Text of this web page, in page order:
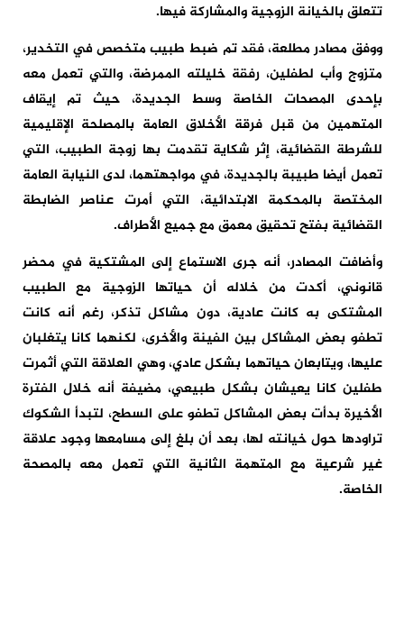
تتعلق بالخيانة الزوجية والمشاركة فيها.
ووفق مصادر مطلعة، فقد تم ضبط طبيب متخصص في التخدير،
متزوج وأب لطفلين، رفقة خليلته الممرضة، والتي تعمل معه
بإحدى المصحات الخاصة وسط الجديدة، حيث تم إيقاف
المتهمين من قبل فرقة الأخلاق العامة بالمصلحة الإقليمية
للشرطة القضائية، إثر شكاية تقدمت بها زوجة الطبيب، التي
تعمل أيضا طبيبة بالجديدة، في مواجهتهما، لدى النيابة العامة
المختصة بالمحكمة الابتدائية، التي أمرت عناصر الضابطة
القضائية بفتح تحقيق معمق مع جميع الأطراف.
وأضافت المصادر، أنه جرى الاستماع إلى المشتكية في محضر
قانوني، أكدت من خلاله أن حياتها الزوجية مع الطبيب
المشتكى به كانت عادية، دون مشاكل تذكر، رغم أنه كانت
تطفو بعض المشاكل بين الفينة والأخرى، لكنهما كانا يتغلبان
عليها، ويتابعان حياتهما بشكل عادي، وهي العلاقة التي أثمرت
طفلين كانا يعيشان بشكل طبيعي، مضيفة أنه خلال الفترة
الأخيرة بدأت بعض المشاكل تطفو على السطح، لتبدأ الشكوك
تراودها حول خيانته لها، بعد أن بلغ إلى مسامعها وجود علاقة
غير شرعية مع المتهمة الثانية التي تعمل معه بالمصحة
الخاصة.